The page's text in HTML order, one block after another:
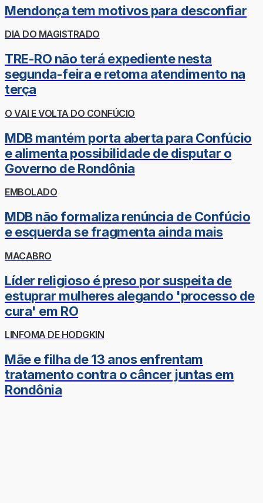
Mendonça tem motivos para desconfiar
DIA DO MAGISTRADO
TRE-RO não terá expediente nesta
segunda-feira e retoma atendimento na
terça
O VAI E VOLTA DO CONFÚCIO
MDB mantém porta aberta para Confúcio
e alimenta possibilidade de disputar o
Governo de Rondônia
EMBOLADO
MDB não formaliza renúncia de Confúcio
e esquerda se fragmenta ainda mais
MACABRO
Líder religioso é preso por suspeita de
estuprar mulheres alegando 'processo de
cura' em RO
LINFOMA DE HODGKIN
Mãe e filha de 13 anos enfrentam
tratamento contra o câncer juntas em
Rondônia